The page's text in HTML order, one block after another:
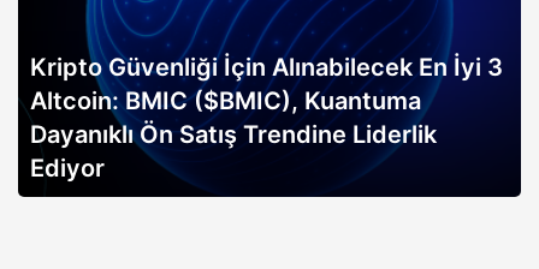
Kripto Güvenliği İçin Alınabilecek En İyi 3
Altcoin: BMIC ($BMIC), Kuantuma
Dayanıklı Ön Satış Trendine Liderlik
Ediyor